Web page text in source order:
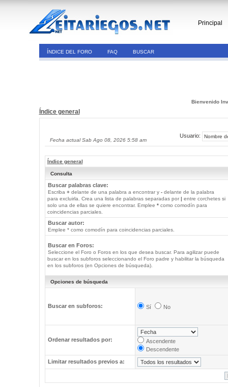
Principal
ÍNDICE DEL FORO FAQ BUSCAR
Bienvenido
Índice general
Fecha actual Sab Ago 08, 2026 5:58 am
Usuario:
Índice general
Consulta
Buscar palabras clave:
Escriba +delante de una palabra a encontrar y -delante de la palabra
para excluirla. Crea una lista de palabras separadas por | entre corchetes si
solo una de ellas se quiere encontrar. Emplee *como comodín para
coincidencias parciales.
Buscar autor:
Emplee * como comodín para coincidencias parciales.
Buscar en Foros:
Seleccione el Foro o Foros en los que desea buscar. Para agilizar puede
buscar en los subforos seleccionando el Foro padre y habilitar la búsqueda
en los subforos (en Opciones de búsqueda).
Opciones de búsqueda
Buscar en subforos: Sí No
Ordenar resultados por:
Ascendente
Descendente
Limitar resultados previos a: